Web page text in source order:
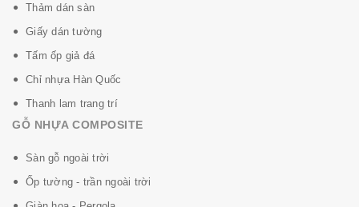
Thảm dán sàn
Giấy dán tường
Tấm ốp giả đá
Chỉ nhựa Hàn Quốc
Thanh lam trang trí
GỖ NHỰA COMPOSITE
Sàn gỗ ngoài trời
Ốp tường - trần ngoài trời